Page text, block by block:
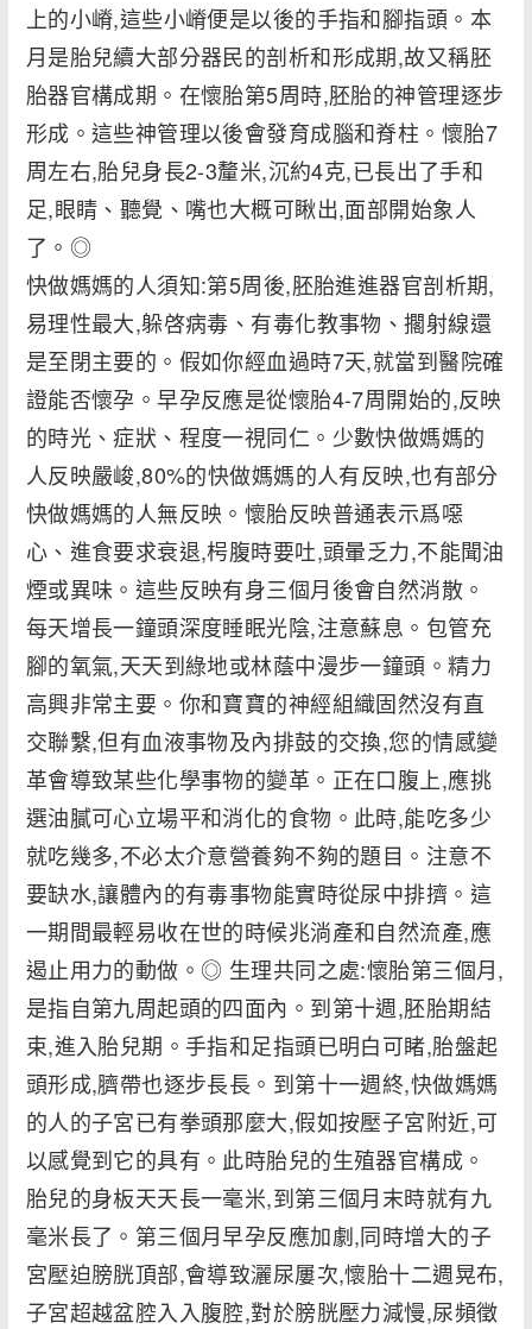
上的小嵴,這些小嵴便是以後的手指和腳指頭。本
月是胎兒續大部分器民的剖析和形成期,故又稱胚
胎器官構成期。在懷胎第5周時,胚胎的神管理逐步
形成。這些神管理以後會發育成腦和脊柱。懷胎7
周左右,胎兒身長2-3釐米,沉約4克,已長出了手和
足,眼睛、聽覺、嘴也大概可瞅出,面部開始象人
了。◎
快做媽媽的人須知:第5周後,胚胎進進器官剖析期,
易理性最大,躲啓病毒、有毒化教事物、擱射線還
是至閉主要的。假如你經血過時7天,就當到醫院確
證能否懷孕。早孕反應是從懷胎4-7周開始的,反映
的時光、症狀、程度一視同仁。少數快做媽媽的
人反映嚴峻,80%的快做媽媽的人有反映,也有部分
快做媽媽的人無反映。懷胎反映普通表示爲噁
心、進食要求衰退,枵腹時要吐,頭暈乏力,不能聞油
煙或異味。這些反映有身三個月後會自然消散。
每天增長一鐘頭深度睡眠光陰,注意蘇息。包管充
腳的氧氣,天天到綠地或林蔭中漫步一鐘頭。精力
高興非常主要。你和寶寶的神經組織固然沒有直
交聯繫,但有血液事物及內排鼓的交換,您的情感變
革會導致某些化學事物的變革。正在口腹上,應挑
選油膩可心立場平和消化的食物。此時,能吃多少
就吃幾多,不必太介意營養夠不夠的題目。注意不
要缺水,讓體內的有毒事物能實時從尿中排擠。這
一期間最輕易收在世的時候兆淌產和自然流產,應
遏止用力的動做。◎ 生理共同之處:懷胎第三個月,
是指自第九周起頭的四面內。到第十週,胚胎期結
束,進入胎兒期。手指和足指頭已明白可睹,胎盤起
頭形成,臍帶也逐步長長。到第十一週終,快做媽媽
的人的子宮已有拳頭那麼大,假如按壓子宮附近,可
以感覺到它的具有。此時胎兒的生殖器官構成。
胎兒的身板天天長一毫米,到第三個月末時就有九
毫米長了。第三個月早孕反應加劇,同時增大的子
宮壓迫膀胱頂部,會導致灑尿屢次,懷胎十二週晃布,
子宮超越盆腔入入腹腔,對於膀胱壓力減慢,尿頻徵